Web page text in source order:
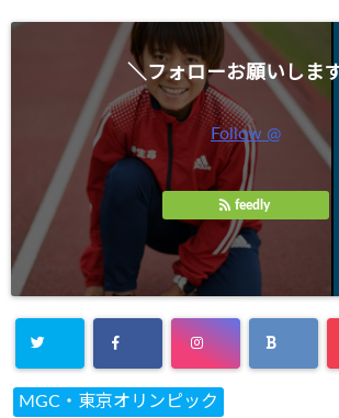
＼フォローお願いしま
Follow @
feedly
MGC・東京オリンピック